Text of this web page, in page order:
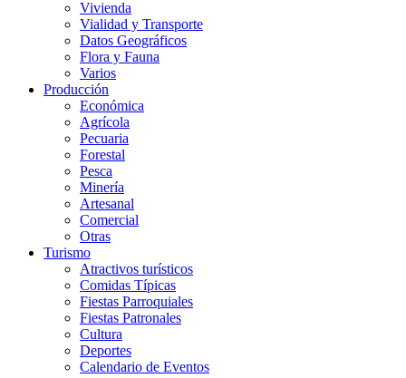
Vivienda
Vialidad y Transporte
Datos Geográficos
Flora y Fauna
Varios
Producción
Económica
Agrícola
Pecuaria
Forestal
Pesca
Minería
Artesanal
Comercial
Otras
Turismo
Atractivos turísticos
Comidas Típicas
Fiestas Parroquiales
Fiestas Patronales
Cultura
Deportes
Calendario de Eventos